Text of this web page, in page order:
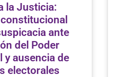
la Justicia:
ante
del Poder
y ausencia de
electorales